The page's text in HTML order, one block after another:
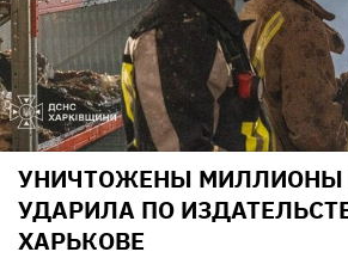
УНИЧТОЖЕНЫ МИЛЛИОНЫ
УДАРИЛА ПО
ХАРЬКОВЕ